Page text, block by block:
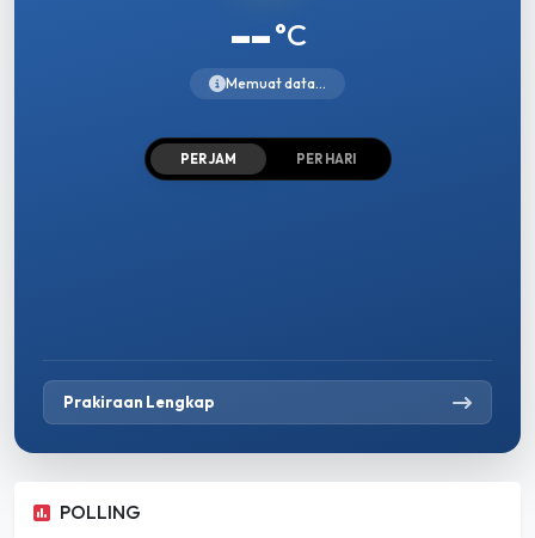
--°C
Memuat data...
PER JAM PER HARI
Prakiraan Lengkap
POLLING